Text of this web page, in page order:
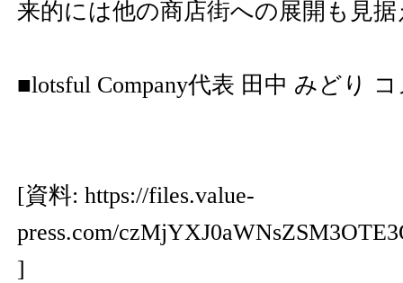
来的には他の商店街への展開も見
■lotsful Company代表 田中 みどり
[資料: https://files.value-
press.com/
]